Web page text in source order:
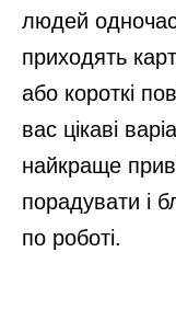
людей
приходять
або короткі
вас цікаві
найкраще
порадувати і
по роботі.